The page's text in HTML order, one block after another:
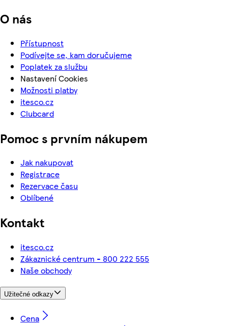
O nás
Přístupnost
Podívejte se, kam doručujeme
Poplatek za službu
Nastavení Cookies
Možnosti platby
itesco.cz
Clubcard
Pomoc s prvním nákupem
Jak nakupovat
Registrace
Rezervace času
Oblíbené
Kontakt
itesco.cz
Zákaznické centrum - 800 222 555
Naše obchody
Užitečné odkazy
Cena